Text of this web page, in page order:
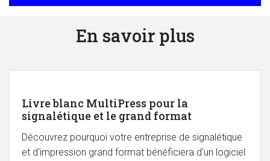
En savoir plus
Livre blanc MultiPress pour la
signalétique et le grand format
Découvrez pourquoi votre entreprise de signalétique
et d'impression grand format bénéficiera d'un logiciel